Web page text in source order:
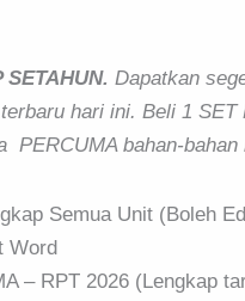
SETAHUN. Dapatkan
hari ini. Beli 1 SET
PERCUMA bahan-
Semua Unit (Boleh
Word
– RPT 2026 (Lengkap